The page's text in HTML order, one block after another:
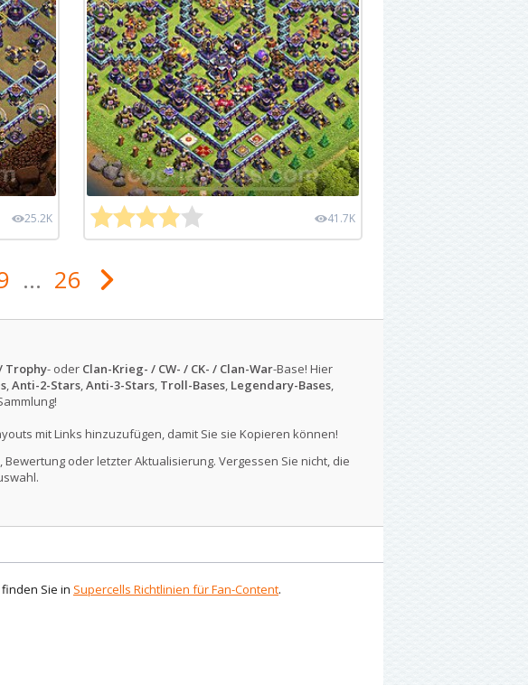
25.2K 41.7K
... 26
Trophy- oder Clan-Krieg- / CW- / CK- / Clan-War-Base! Hier
,Anti-2-Stars,Anti-3-Stars, Troll-Bases, Legendary-Bases,
mit Links hinzuzufügen, damit Sie sie Kopieren können!
oder letzter Aktualisierung. Vergessen Sie nicht, die
Sie in Supercells Richtlinien für Fan-Content.